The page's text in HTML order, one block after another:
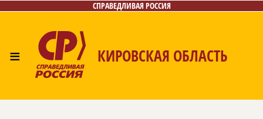
СПРАВЕДЛИВАЯ РОССИЯ
≡ КИРОВСКАЯ ОБЛАСТЬ